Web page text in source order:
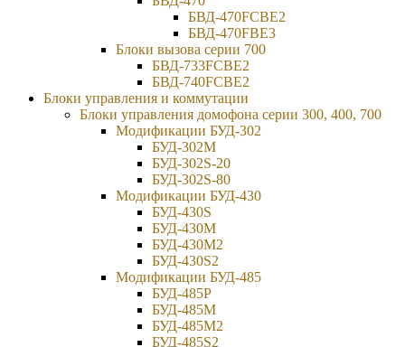
БВД-470FCBE2
БВД-470FBE3
Блоки вызова серии 700
БВД-733FCBE2
БВД-740FCBE2
Блоки управления и коммутации
Блоки управления домофона серии 300, 400, 700
Модификации БУД-302
БУД-302М
БУД-302S-20
БУД-302S-80
Модификации БУД-430
БУД-430S
БУД-430M
БУД-430M2
БУД-430S2
Модификации БУД-485
БУД-485P
БУД-485М
БУД-485M2
БУД-485S2